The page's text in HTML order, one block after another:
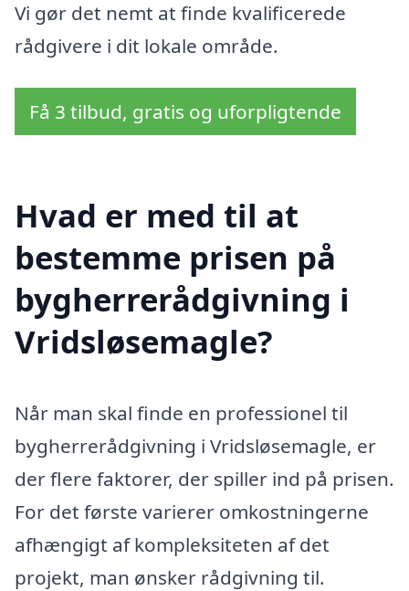
Vi gør det nemt at finde kvalificerede
rådgivere i dit lokale område.
Få 3 tilbud, gratis og uforpligtende
Hvad er med til at
bestemme prisen på
bygherrerådgivning i
Vridsløsemagle?
Når man skal finde en professionel til
bygherrerådgivning i Vridsløsemagle, er
der flere faktorer, der spiller ind på prisen.
For det første varierer omkostningerne
afhængigt af kompleksiteten af det
projekt, man ønsker rådgivning til.